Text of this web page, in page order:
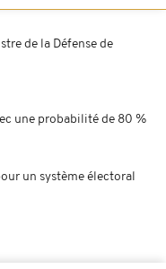
de la Défense de
une probabilité de 80 %
un système électoral